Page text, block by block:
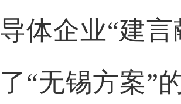
导体企业“建
了“无锡方案”